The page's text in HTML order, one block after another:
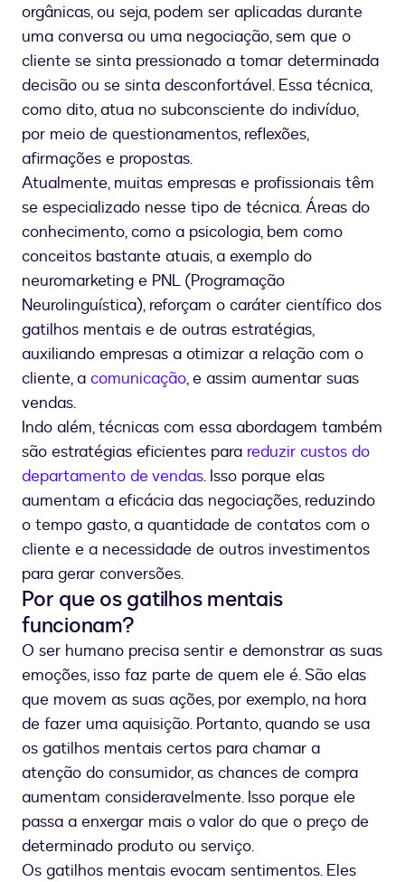
orgânicas, ou seja, podem ser aplicadas durante
uma conversa ou uma negociação, sem que o
cliente se sinta pressionado a tomar determinada
decisão ou se sinta desconfortável. Essa técnica,
como dito, atua no subconsciente do indivíduo,
por meio de questionamentos, reflexões,
afirmações e propostas.
Atualmente, muitas empresas e profissionais têm
se especializado nesse tipo de técnica. Áreas do
conhecimento, como a psicologia, bem como
conceitos bastante atuais, a exemplo do
neuromarketing e PNL (Programação
Neurolinguística), reforçam o caráter científico dos
gatilhos mentais e de outras estratégias,
auxiliando empresas a otimizar a relação com o
cliente, a comunicação, e assim aumentar suas
vendas.
Indo além, técnicas com essa abordagem também
são estratégias eficientes para reduzir custos do
departamento de vendas. Isso porque elas
aumentam a eficácia das negociações, reduzindo
o tempo gasto, a quantidade de contatos com o
cliente e a necessidade de outros investimentos
para gerar conversões.
Por que os gatilhos mentais
funcionam?
O ser humano precisa sentir e demonstrar as suas
emoções, isso faz parte de quem ele é. São elas
que movem as suas ações, por exemplo, na hora
de fazer uma aquisição. Portanto, quando se usa
os gatilhos mentais certos para chamar a
atenção do consumidor, as chances de compra
aumentam consideravelmente. Isso porque ele
passa a enxergar mais o valor do que o preço de
determinado produto ou serviço.
Os gatilhos mentais evocam sentimentos. Eles